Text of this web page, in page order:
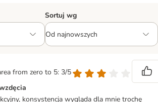
Sortuj wg
from zero to 5: 3/5
konsystencja wygląda dla mnie trochę